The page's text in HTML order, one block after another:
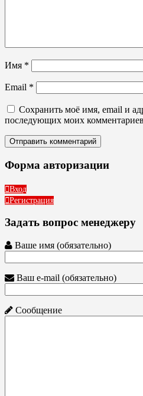
Имя *
Email *
Сохранить моё имя, email и
последующих моих
Форма авторизации
Вход
Регистрация
Задать вопрос менеджеру
Ваше имя (обязательно)
Ваш e-mail (обязательно)
Сообщение